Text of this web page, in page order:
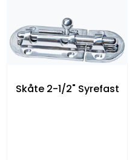
Skåte 2-1/2" Syrefast